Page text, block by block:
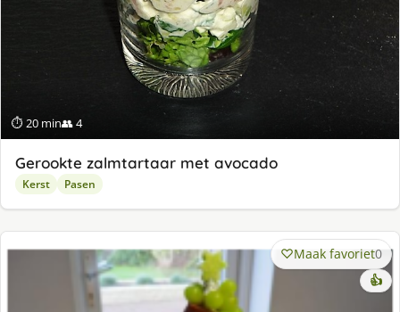
⏱ 20 min👥 4
Gerookte zalmtartaar met avocado
Kerst Pasen
Maak favoriet0
👍